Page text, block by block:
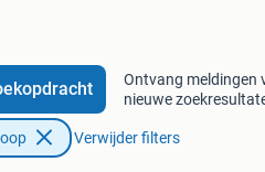
Ontvang meldingen
nieuwe
Verwijder filters